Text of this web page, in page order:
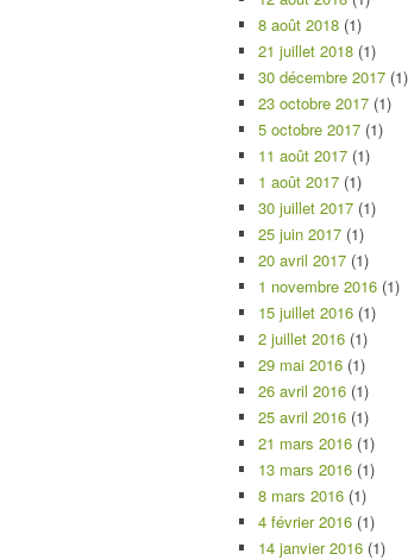
8 août 2018 (1)
21 juillet 2018 (1)
30 décembre 2017 (1)
23 octobre 2017 (1)
5 octobre 2017 (1)
11 août 2017 (1)
1 août 2017 (1)
30 juillet 2017 (1)
25 juin 2017 (1)
20 avril 2017 (1)
1 novembre 2016 (1)
15 juillet 2016 (1)
2 juillet 2016 (1)
29 mai 2016 (1)
26 avril 2016 (1)
25 avril 2016 (1)
21 mars 2016 (1)
13 mars 2016 (1)
8 mars 2016 (1)
4 février 2016 (1)
14 janvier 2016 (1)